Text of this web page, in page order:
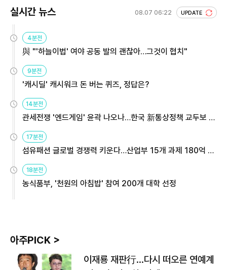
실시간 뉴스 08.07 06:22 UPDATE
4분전
與 "'하늘이법' 여야 공동 발의 괜찮아…그것이 협치"
9분전
'캐시딜' 캐시워크 돈 버는 퀴즈, 정답은?
14분전
관세전쟁 '엔드게임' 윤곽 나오나…한국 新통상정책 교두보 활
용해야
17분전
섬유패션 글로벌 경쟁력 키운다…산업부 15개 과제 180억 지
원
18분전
농식품부, '천원의 아침밥' 참여 200개 대학 선정
아주PICK >
이재룡 재판行…다시 떠오른 연예계